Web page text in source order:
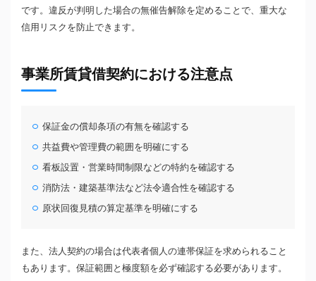
です。違反が判明した場合の無催告解除を定めることで、重大な
信用リスクを防止できます。
事業所賃貸借契約における注意点
保証金の償却条項の有無を確認する
共益費や管理費の範囲を明確にする
看板設置・営業時間制限などの特約を確認する
消防法・建築基準法など法令適合性を確認する
原状回復見積の算定基準を明確にする
また、法人契約の場合は代表者個人の連帯保証を求められること
もあります。保証範囲と極度額を必ず確認する必要があります。